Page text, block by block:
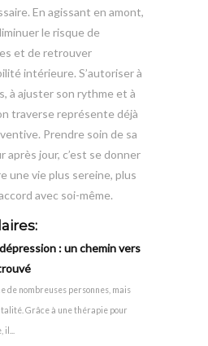
En agissant en amont,
le risque de
et de retrouver
intérieure. S’autoriser à
à ajuster son rythme et à
traverse représente déjà
Prendre soin de sa
après jour, c’est se donner
une vie plus sereine, plus
avec soi-même.
: un chemin vers
de nombreuses personnes, mais
Grâce à une thérapie pour